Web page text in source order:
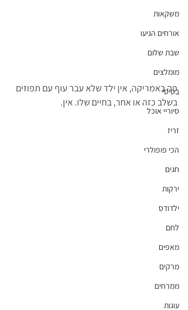
משקאות
אורחים הגיעו
שבת שלום
מומלצים
בסיסי
סיוריי אוכל
זריז
הכי פופולרי
חגים
ירקות
ילדודס
לחם
מאפים
מרקים
ממרחים
עוגות
פה באמריקה, אין ילד שלא עבר עוף עם תפוזים
בשלב כזה או אחר, בחיים שלו. אין.